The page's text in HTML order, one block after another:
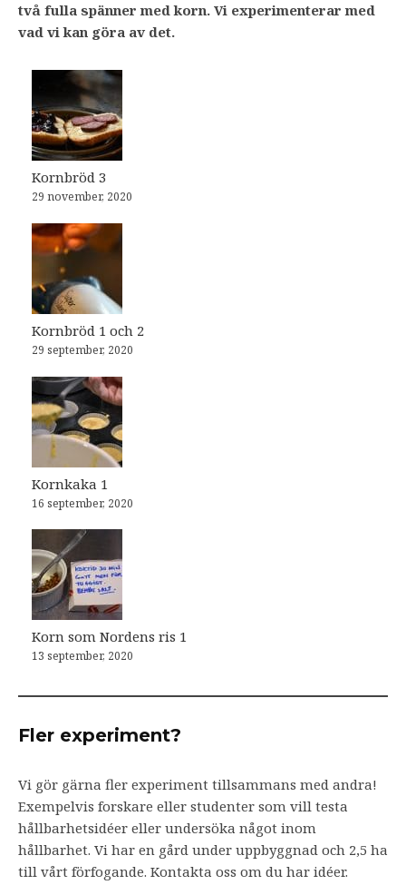
två fulla spänner med korn. Vi experimenterar med
vad vi kan göra av det.
Kornbröd 3
29 november, 2020
Kornbröd 1 och 2
29 september, 2020
Kornkaka 1
16 september, 2020
Korn som Nordens ris 1
13 september, 2020
Fler experiment?
Vi gör gärna fler experiment tillsammans med andra!
Exempelvis forskare eller studenter som vill testa
hållbarhetsidéer eller undersöka något inom
hållbarhet. Vi har en gård under uppbyggnad och 2,5 ha
till vårt förfogande. Kontakta oss om du har idéer.